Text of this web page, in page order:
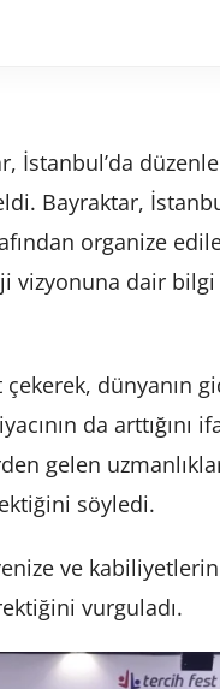
İstanbul’da
Bayraktar,
organize
vizyonuna dair bilgi
dünyanın
da arttığını
gelen
söyledi.
ve
vurguladı.